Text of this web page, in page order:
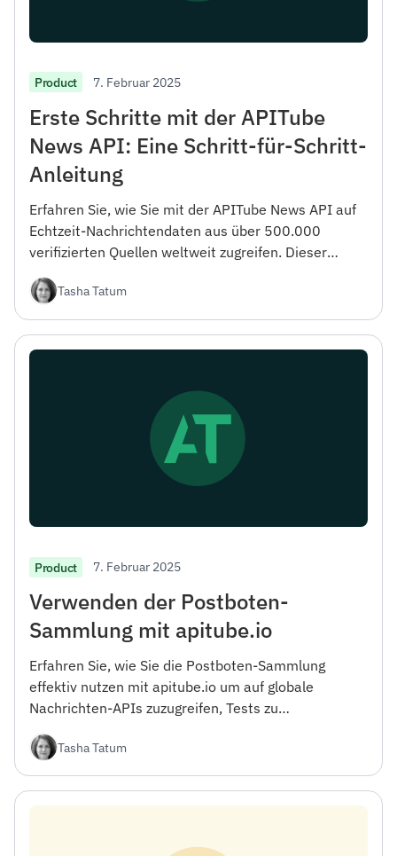
Product 7. Februar 2025
Erste Schritte mit der APITube
News API: Eine Schritt-für-Schritt-
Anleitung
Erfahren Sie, wie Sie mit der APITube News API auf
Echtzeit-Nachrichtendaten aus über 500.000
verifizierten Quellen weltweit zugreifen. Dieser
hin zu erweiterten Filteroptionen.
Tasha Tatum
Product 7. Februar 2025
Verwenden der Postboten-
Sammlung mit apitube.io
Erfahren Sie, wie Sie die Postboten-Sammlung
effektiv nutzen mit apitube.io um auf globale
Nachrichten-APIs zuzugreifen, Tests zu
verbessern.
Tasha Tatum